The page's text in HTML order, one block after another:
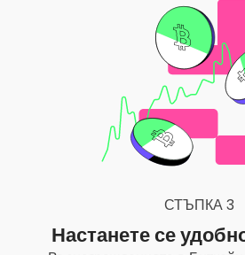
СТЪПКА 3
Настанете се